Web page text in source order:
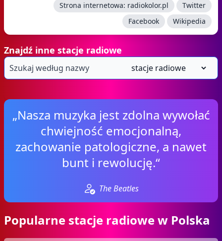
Strona internetowa: radiokolor.pl
Twitter
Facebook
Wikipedia
Znajdź inne stacje radiowe
„Nasza muzyka jest zdolna wywołać
chwiejność emocjonalną,
zachowanie patologiczne, a nawet
bunt i rewolucję.“
The Beatles
Popularne stacje radiowe w Polska